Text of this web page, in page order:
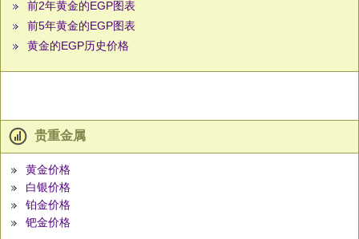
前2年黄金的EGP图表
前5年黄金的EGP图表
黄金的EGP历史价格
贵重金属
黄金价格
白银价格
铂金价格
钯金价格